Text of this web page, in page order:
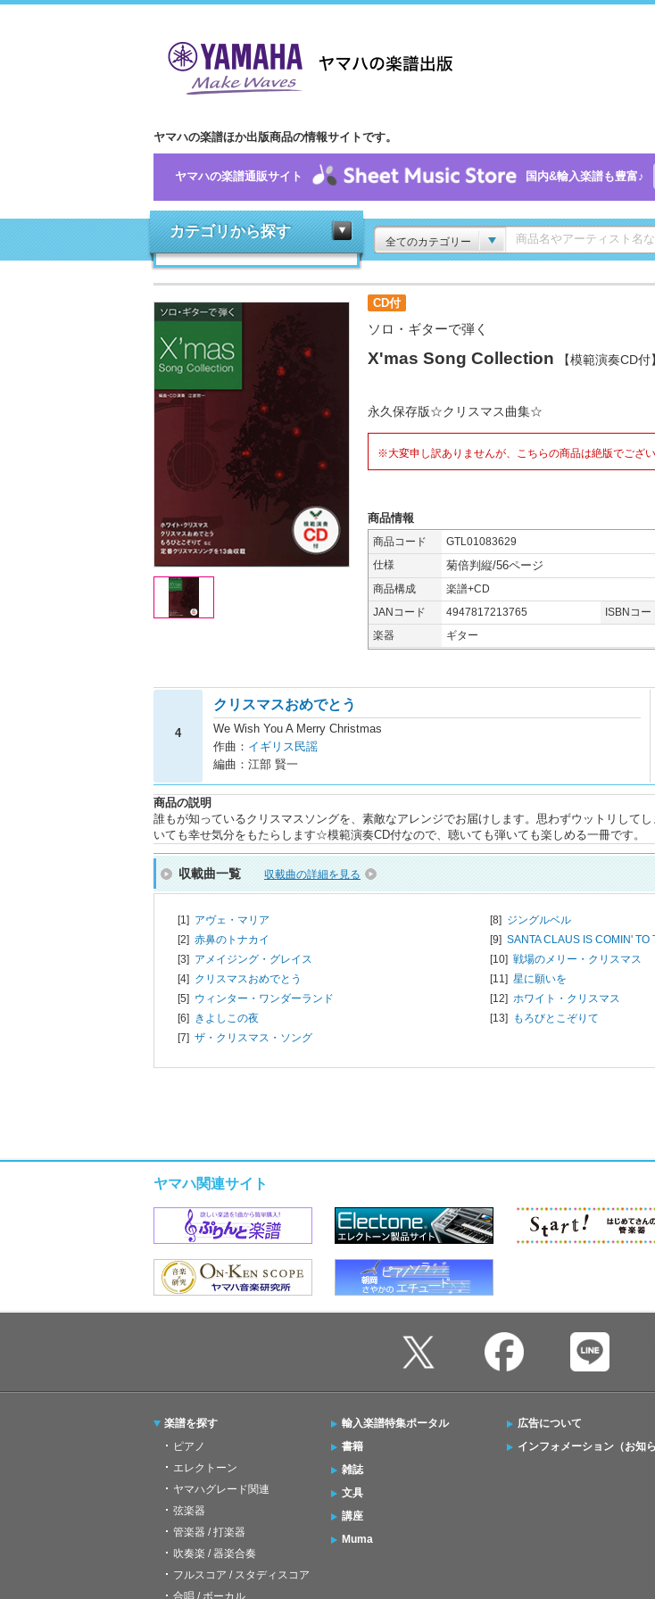
ヤマハの楽譜ほか出版商品の情報サイトです。
ヤマハの楽譜通販サイト 国内&輸入楽譜も豊富♪
カテゴリから探す
全てのカテゴリー
CD付
ソロ・ギターで弾く
X'mas Song Collection 【模範演奏CD付】
永久保存版☆クリスマス曲集☆
※大変申し訳ありませんが、こちらの商品は絶版でござい
商品情報
商品コード
GTL01083629
仕様
菊倍判縦/56ページ
商品構成
楽譜+CD
JANコード
4947817213765 ISBNコー
楽器
ギター
4
クリスマスおめでとう
We Wish You A Merry Christmas
作曲： イギリス民謡
編曲：江部 賢一
商品の説明
誰もが知っているクリスマスソングを、素敵なアレンジでお届けします。思わずウットリして
いても幸せ気分をもたらします☆模範演奏CD付なので、聴いても弾いても楽しめる一冊です。
収載曲一覧 収載曲の詳細を見る
[1] アヴェ・マリア
[2] 赤鼻のトナカイ
[3] アメイジング・グレイス
[4] クリスマスおめでとう
[5] ウィンター・ワンダーランド
[6] きよしこの夜
[7] ザ・クリスマス・ソング
[8] ジングルベル
[9] SANTA CLAUS IS COMIN' TO
[10] 戦場のメリー・クリスマス
[11] 星に願いを
[12] ホワイト・クリスマス
[13] もろびとこぞりて
ヤマハ関連サイト
楽譜を探す
ピアノ
エレクトーン
ヤマハグレード関連
弦楽器
管楽器 / 打楽器
吹奏楽 / 器楽合奏
フルスコア / スタディスコア
合唱 / ボーカル
輸入楽譜特集ポータル
書籍
雑誌
文具
講座
Muma
広告について
インフォメーション（お知ら